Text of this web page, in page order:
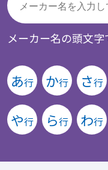
メーカー名の頭文字
あ行 か行 さ行
や行 ら行 わ行